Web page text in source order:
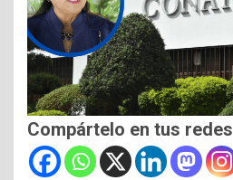
Compártelo en tus redes